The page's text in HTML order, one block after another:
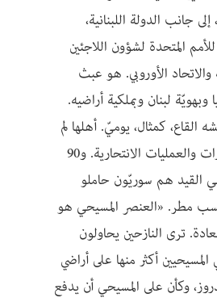
جانب الدولة اللبنانية،
المتحدة لشؤون اللاجئين
والاتحاد الأوروبي. هو عبث
وبهويّة لبنان وبملكية أراضيه.
القاع، كمثال، يوميّ. أهلها لم
ينسوا مآسي التفجيرات والعمليات الانتحارية. و90
القيد هم سوريّون حاملو
مطر. «العنصر المسيحي هو
ترى النازحين يحاولون
أكثر منها على أراضي
وكأن على المسيحي أن يدفع